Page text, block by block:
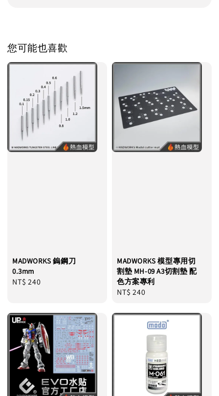
您可能也喜歡
MADWORKS 鎢鋼刀
0.3mm
Regular
NT$ 240
MADWORKS 模型專用切
割墊 MH-09 A3切割墊 配
色方案專利
Regular
NT$ 240